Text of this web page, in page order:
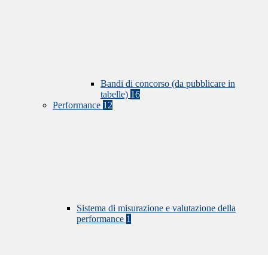
Bandi di concorso (da pubblicare in
tabelle) 16
Performance 12
Sistema di misurazione e valutazione della
performance 1